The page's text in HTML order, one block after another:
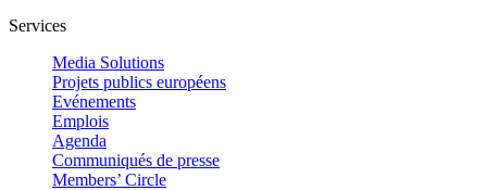
Services
Media Solutions
Projets publics européens
Evénements
Emplois
Agenda
Communiqués de presse
Members’ Circle